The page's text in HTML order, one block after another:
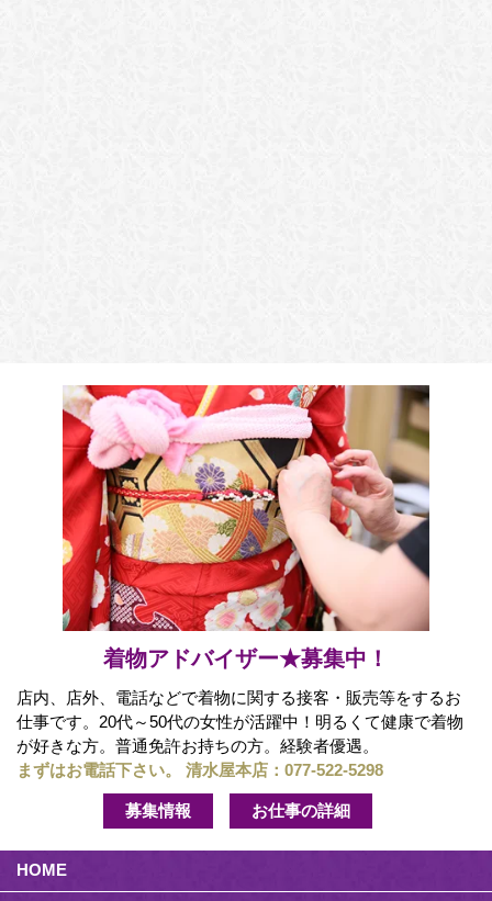
着物アドバイザー★募集中！
店内、店外、電話などで着物に関する接客・販売等をするお
仕事です。20代～50代の女性が活躍中！明るくて健康で着物
が好きな方。普通免許お持ちの方。経験者優遇。
まずはお電話下さい。 清水屋本店： 077-522-5298
募集情報 お仕事の詳細
HOME